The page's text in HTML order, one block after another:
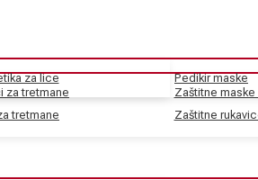
za tretmane
tretmane
Zaštitne
Zaštitne
za lice Pedikir maske